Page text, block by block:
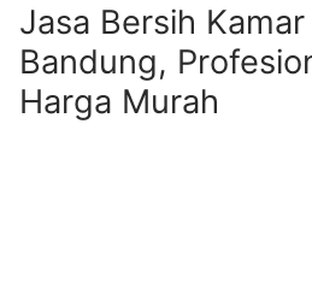
Jasa Bersih
Bandung,
Harga Murah